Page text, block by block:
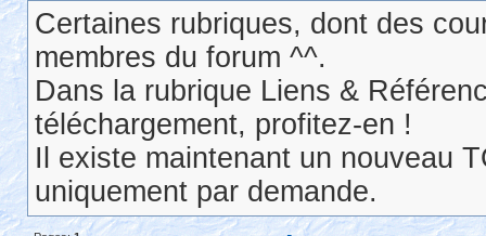
Certaines rubriques, dont des
membres du forum ^^.
Dans la rubrique Liens &
téléchargement, profitez-en !
Il existe maintenant un nouveau
uniquement par demande.